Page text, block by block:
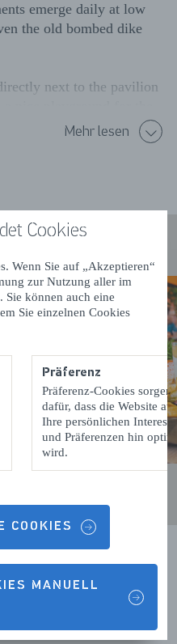
Cookies
Wenn Sie auf „Akzeptieren“
zur Nutzung aller im
Sie können auch eine
Sie einzelnen Cookies
Präferenz
Präferenz-Cookies sorgen
dafür, dass die Website auf
Ihre persönlichen
und Präferenzen hin
wird.
COOKIES
MANUELL
emerge daily at low
the old bombed dike
next to the pavilion
Mehr lesen